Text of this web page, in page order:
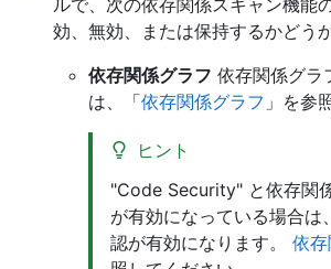
効、無効、または保持するかどう
依存関係グラフ 依存関係グラ
は、「依存関係グラフ 」を参
ヒント
"Code Security" と依存関
が有効になっている場合は
認が有効になります。 依